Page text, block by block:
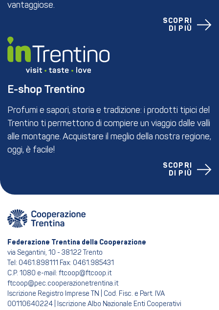
vantaggiose.
SCOPRI
DI PIÙ
E-shop Trentino
Profumi e sapori, storia e tradizione: i prodotti tipici del
Trentino ti permettono di compiere un viaggio dalle valli
alle montagne. Acquistare il meglio della nostra regione,
oggi, è facile!
SCOPRI
DI PIÙ
Federazione Trentina della Cooperazione
via Segantini, 10 - 38122 Trento
Tel: 0461.898111 Fax: 0461.985431
C.P. 1080 e-mail: ftcoop@ftcoop.it
ftcoop@pec.cooperazionetrentina.it
Iscrizione Registro Imprese TN | Cod. Fisc. e Part. IVA
00110640224 | Iscrizione Albo Nazionale Enti Cooperativi